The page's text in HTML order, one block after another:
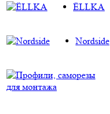
ЁLLKA
Nordside